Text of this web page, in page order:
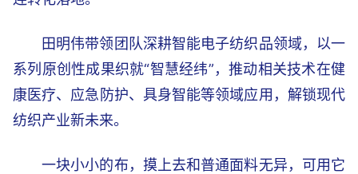
田明伟带领团队深耕智能电子纺织品领域，以一
系列原创性成果织就“智慧经纬”，推动相关技术在健
康医疗、应急防护、具身智能等领域应用，解锁现代
纺织产业新未来。
一块小小的布，摸上去和普通面料无异，可用它